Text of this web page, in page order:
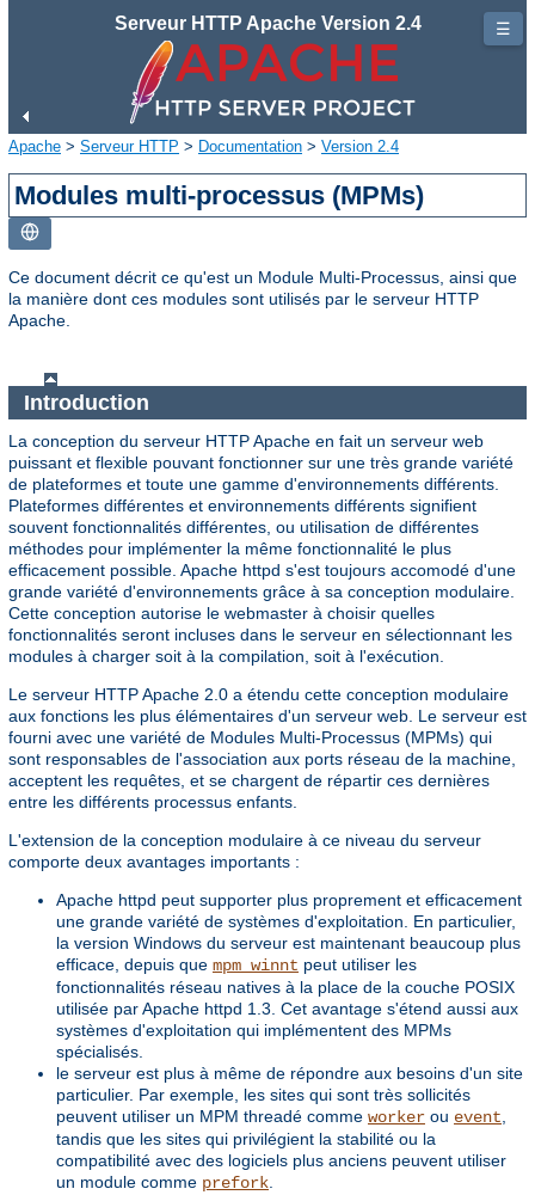
Serveur HTTP Apache Version 2.4
Apache > Serveur HTTP > Documentation > Version 2.4
Modules multi-processus (MPMs)
Ce document décrit ce qu'est un Module Multi-Processus, ainsi que
la manière dont ces modules sont utilisés par le serveur HTTP
Apache.
Introduction
La conception du serveur HTTP Apache en fait un serveur web
puissant et flexible pouvant fonctionner sur une très grande variété
de plateformes et toute une gamme d'environnements différents.
Plateformes différentes et environnements différents signifient
souvent fonctionnalités différentes, ou utilisation de différentes
méthodes pour implémenter la même fonctionnalité le plus
efficacement possible. Apache httpd s'est toujours accomodé d'une
grande variété d'environnements grâce à sa conception modulaire.
Cette conception autorise le webmaster à choisir quelles
fonctionnalités seront incluses dans le serveur en sélectionnant les
modules à charger soit à la compilation, soit à l'exécution.
Le serveur HTTP Apache 2.0 a étendu cette conception modulaire
aux fonctions les plus élémentaires d'un serveur web. Le serveur est
fourni avec une variété de Modules Multi-Processus (MPMs) qui
sont responsables de l'association aux ports réseau de la machine,
acceptent les requêtes, et se chargent de répartir ces dernières
entre les différents processus enfants.
L'extension de la conception modulaire à ce niveau du serveur
comporte deux avantages importants :
Apache httpd peut supporter plus proprement et efficacement
une grande variété de systèmes d'exploitation. En particulier,
la version Windows du serveur est maintenant beaucoup plus
efficace, depuis que mpm_winnt peut utiliser les
fonctionnalités réseau natives à la place de la couche POSIX
utilisée par Apache httpd 1.3. Cet avantage s'étend aussi aux
systèmes d'exploitation qui implémentent des MPMs
spécialisés.
le serveur est plus à même de répondre aux besoins d'un site
particulier. Par exemple, les sites qui sont très sollicités
peuvent utiliser un MPM threadé comme worker ou event
tandis que les sites qui privilégient la stabilité ou la
compatibilité avec des logiciels plus anciens peuvent utiliser
un module comme prefork
☰